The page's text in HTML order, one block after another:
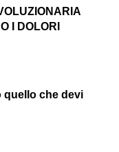
I DOLORI
quello che devi